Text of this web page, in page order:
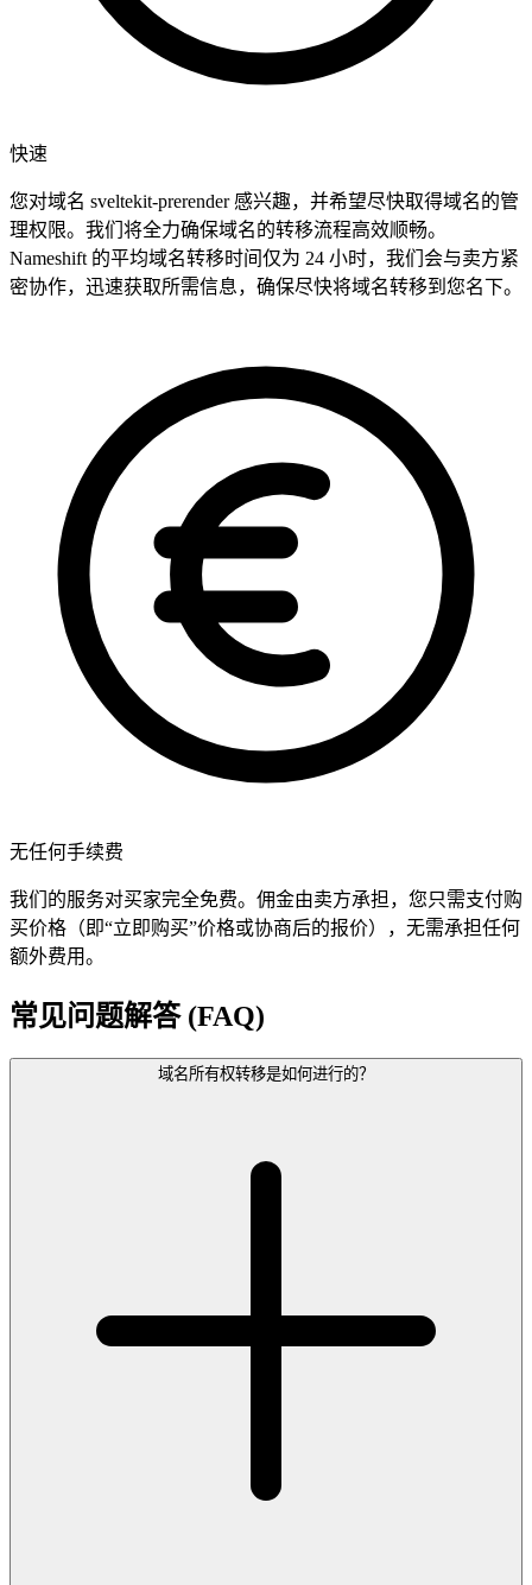
快速
您对域名 sveltekit-prerender 感兴趣，并希望尽快取得域名的管
理权限。我们将全力确保域名的转移流程高效顺畅。
Nameshift 的平均域名转移时间仅为 24 小时，我们会与卖方紧
密协作，迅速获取所需信息，确保尽快将域名转移到您名下。
无任何手续费
我们的服务对买家完全免费。佣金由卖方承担，您只需支付购
买价格（即“立即购买”价格或协商后的报价），无需承担任何
额外费用。
常见问题解答 (FAQ)
域名所有权转移是如何进行的？